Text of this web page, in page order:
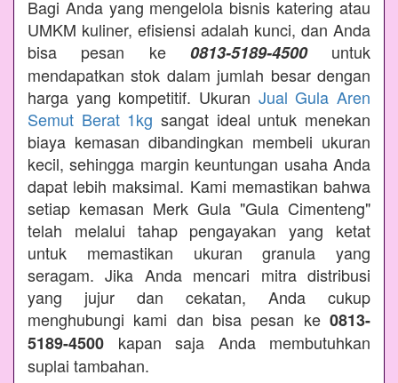
Bagi Anda yang mengelola bisnis katering atau
UMKM kuliner, efisiensi adalah kunci, dan Anda
bisa pesan ke 0813-5189-4500untuk
mendapatkan stok dalam jumlah besar dengan
harga yang kompetitif. Ukuran Jual Gula Aren
Semut Berat 1kg sangat ideal untuk menekan
biaya kemasan dibandingkan membeli ukuran
kecil, sehingga margin keuntungan usaha Anda
dapat lebih maksimal. Kami memastikan bahwa
setiap kemasan Merk Gula "Gula Cimenteng"
telah melalui tahap pengayakan yang ketat
untuk memastikan ukuran granula yang
seragam. Jika Anda mencari mitra distribusi
yang jujur dan cekatan, Anda cukup
menghubungi kami dan bisa pesan ke 0813-
5189-4500 kapan saja Anda membutuhkan
suplai tambahan.